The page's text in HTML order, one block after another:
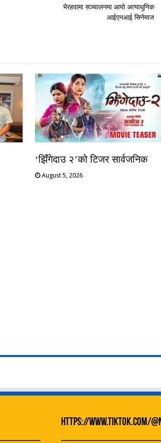
भैरहवामा सञ्चालनमा आयो अत्याधुनिक
आईएनआई सिनेमाज
‘झिँगेदाउ २’को टिजर सार्वजनिक
August 5, 2026
https://www.tiktok.com/